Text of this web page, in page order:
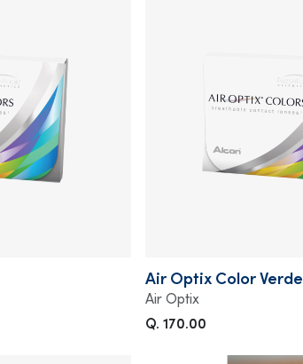
Air Optix Color Verde
Air Optix
Q. 170.00